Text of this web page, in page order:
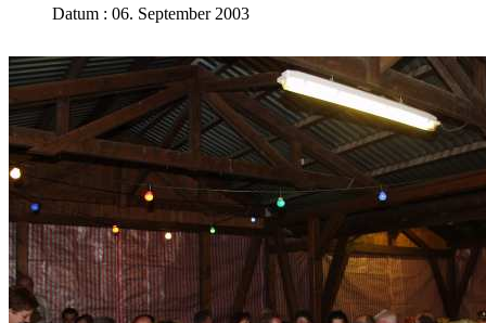
Datum : 06. September 2003